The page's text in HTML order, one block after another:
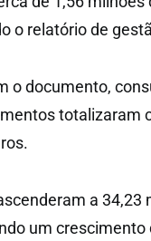
o relatório de
o documento,
totalizaram
a 34,23
um crescimento